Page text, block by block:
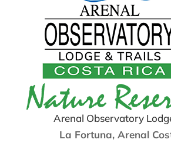
Arenal Observatory
La Fortuna, Arenal